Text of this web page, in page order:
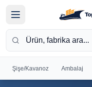
Şişe/Kavanoz Ambalaj